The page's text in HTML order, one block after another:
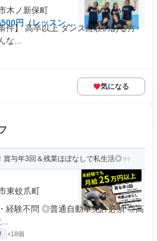
木ノ新保町
円（レッスン 60
件】 高卒以上 ダンス経験のある方
な...
気になる
賞与年3回＆残業ほぼなしで私生活◎
東蚊爪町
経験不問 ◎普通自動車免許必須 ◎高
+18個